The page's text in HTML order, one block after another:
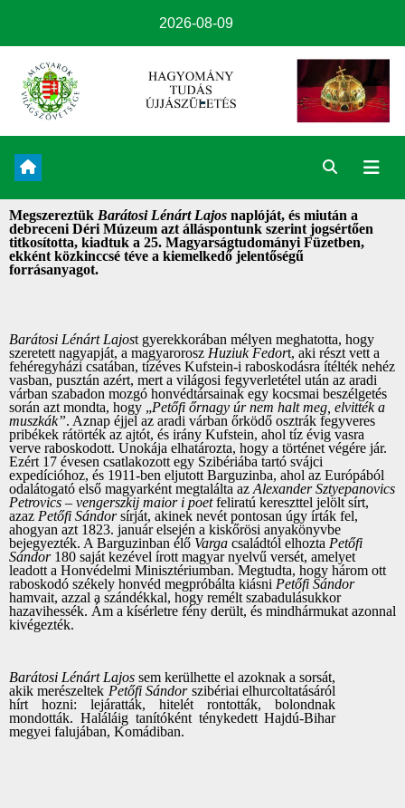
2026-08-09
Megszereztük Barátosi Lénárt Lajos naplóját, és miután a
debreceni Déri Múzeum azt álláspontunk szerint jogsértően
titkosította, kiadtuk a 25. Magyarságtudományi Füzetben,
ekként közkinccsé téve a kiemelkedő jelentőségű
forrásanyagot.
Barátosi Lénárt Lajost gyerekkorában mélyen meghatotta, hogy
szeretett nagyapját, a magyarorosz Huziuk Fedort, aki részt vett a
fehéregyházi csatában, tízéves Kufstein-i raboskodásra ítélték nehéz
vasban, pusztán azért, mert a világosi fegyverletétel után az aradi
várban szabadon mozgó honvédtársainak egy kocsmai beszélgetés
során azt mondta, hogy „Petőfi őrnagy úr nem halt meg, elvitték a
muszkák”. Aznap éjjel az aradi várban őrködő osztrák fegyveres
pribékek rátörték az ajtót, és irány Kufstein, ahol tíz évig vasra
verve raboskodott. Unokája elhatározta, hogy a történet végére jár.
Ezért 17 évesen csatlakozott egy Szibériába tartó svájci
expedícióhoz, és 1911-ben eljutott Barguzinba, ahol az Európából
odalátogató első magyarként megtalálta az Alexander Sztyepanovics
Petrovics – vengerszkij maior i poetfeliratú kereszttel jelölt sírt,
azaz Petőfi Sándorsírját, akinek nevét pontosan úgy írták fel,
ahogyan azt 1823. január elsején a kiskőrösi anyakönyvbe
bejegyezték. A Barguzinban élő Varga családtól elhozta Petőfi
Sándor180 saját kezével írott magyar nyelvű versét, amelyet
leadott a Honvédelmi Minisztériumban. Megtudta, hogy három ott
raboskodó székely honvéd megpróbálta kiásni Petőfi Sándor
hamvait, azzal a szándékkal, hogy remélt szabadulásukkor
hazavihessék. Ám a kísérletre fény derült, és mindhármukat azonnal
kivégezték.
Barátosi Lénárt Lajos sem kerülhette el azoknak a sorsát,
akik merészeltek Petőfi Sándorszibériai elhurcoltatásáról
hírt hozni: lejáratták, hitelét rontották, bolondnak
mondották. Haláláig tanítóként ténykedett Hajdú-Bihar
megyei falujában, Komádiban.